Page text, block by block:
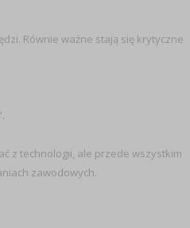
Równie ważne stają się krytyczne
z technologii, ale przede wszystkim
zawodowych.